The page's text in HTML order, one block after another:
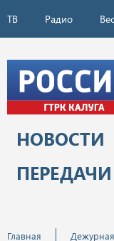
ТВ Радио
НОВОСТИ
ПЕРЕДАЧИ
Главная